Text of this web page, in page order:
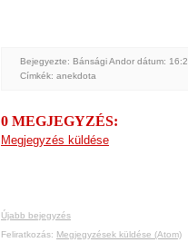
Bejegyezte: Bánsági Andor dátum:
Címkék: anekdota
0 MEGJEGYZÉS:
Megjegyzés küldése
Újabb bejegyzés
Feliratkozás: Megjegyzések küldése (Atom)